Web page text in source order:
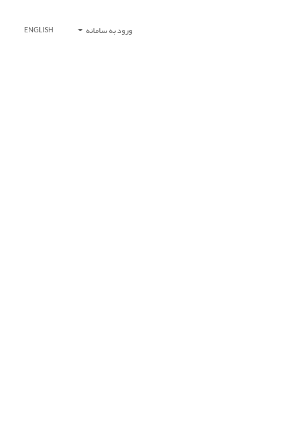
ورود به سامانه ENGLISH